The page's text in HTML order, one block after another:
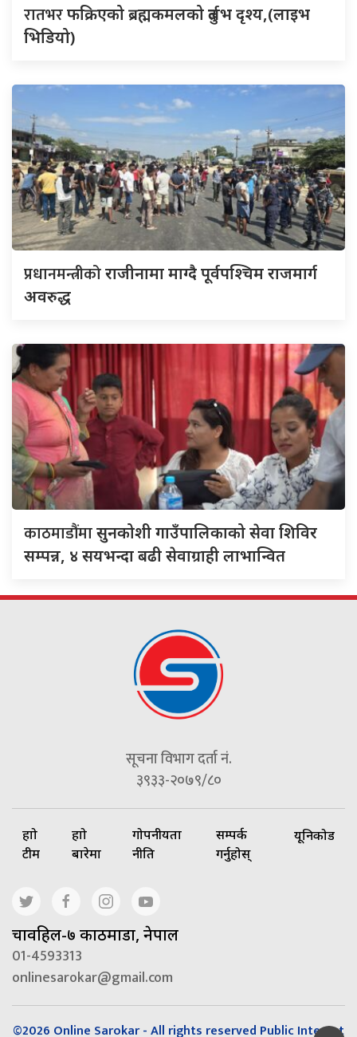
रातभरफक्रिएको ब्रह्मकमलको दुर्लभ दृश्य,(लाइभ
भिडियो)
प्रधानमन्त्रीकोराजीनामा माग्दै पूर्वपश्चिम राजमार्ग
अवरुद्ध
काठमाडौंमासुनकोशी गाउँपालिकाको सेवा शिविर
सम्पन्न, ४ सयभन्दा बढी सेवाग्राही लाभान्वित
सूचना विभाग दर्ता नं.
३९३३-२०७९/८०
हाम्रो
टीम
हाम्रो
बारेमा
गोपनीयता
नीति
सम्पर्क
गर्नुहोस्
यूनिकोड
चावहिल-७ काठमाडौं, नेपाल
01-4593313
onlinesarokar@gmail.com
©2026 Online Sarokar - All rights reserved Public Interest